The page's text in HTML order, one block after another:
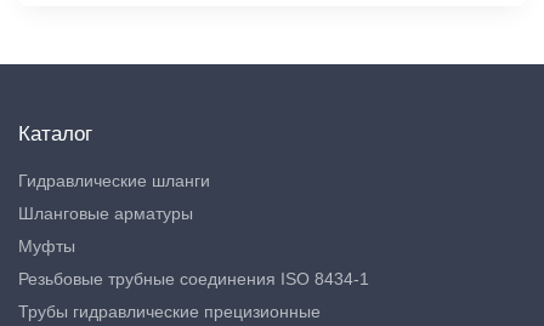
Каталог
Гидравлические шланги
Шланговые арматуры
Муфты
Резьбовые трубные соединения ISO 8434-1
Трубы гидравлические прецизионные